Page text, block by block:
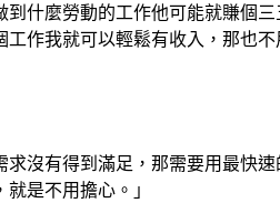
什麼勞動的工作他可能就賺個
作我就可以輕鬆有收入，那也不
沒有得到滿足，那需要用最快
是不用擔心。」